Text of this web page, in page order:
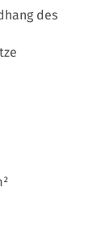
des